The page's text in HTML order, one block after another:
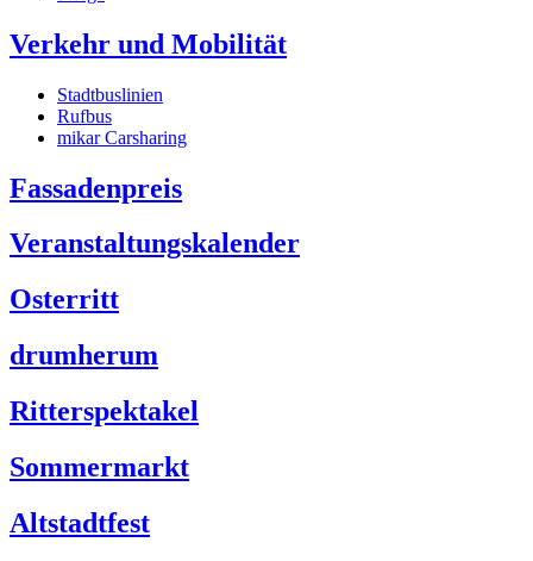
Verkehr und Mobilität
Stadtbuslinien
Rufbus
mikar Carsharing
Fassadenpreis
Veranstaltungskalender
Osterritt
drumherum
Ritterspektakel
Sommermarkt
Altstadtfest